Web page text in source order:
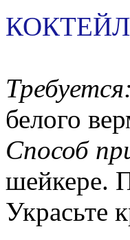
Требуется:
белого
Способ
шейкере.
Украсьте